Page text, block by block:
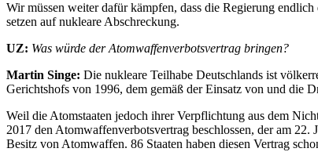
Wir müssen weiter dafür kämpfen, dass die Regierung
setzen auf nukleare Abschreckung.
UZ: Was würde der Atomwaffenverbotsvertrag bringen?
Martin Singe: Die nukleare Teilhabe Deutschlands ist
Gerichtshofs von 1996, dem gemäß der Einsatz von und die
Weil die Atomstaaten jedoch ihrer Verpflichtung aus dem
2017 den Atomwaffenverbotsvertrag beschlossen, der am
Besitz von Atomwaffen. 86 Staaten haben diesen Vertrag